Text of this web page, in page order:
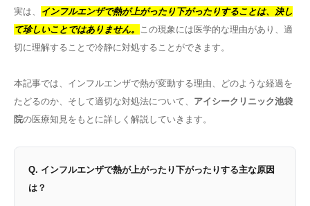
実は、
インフルエンザで熱が上がったり下がったりすることは、決し
て珍しいことではありません。 この現象には医学的な理由があり、適
切に理解することで冷静に対処することができます。
本記事では、インフルエンザで熱が変動する理由、どのような経過を
たどるのか、そして適切な対処法について、 アイシークリニック池袋
院の医療知見をもとに詳しく解説していきます。
Q. インフルエンザで熱が上がったり下がったりする主な原因
は？